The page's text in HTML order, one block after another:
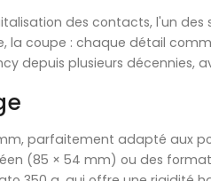
des contacts, l'un
coupe : chaque détail
depuis plusieurs décennies,
parfaitement adapté aux
(85 × 54 mm) ou des